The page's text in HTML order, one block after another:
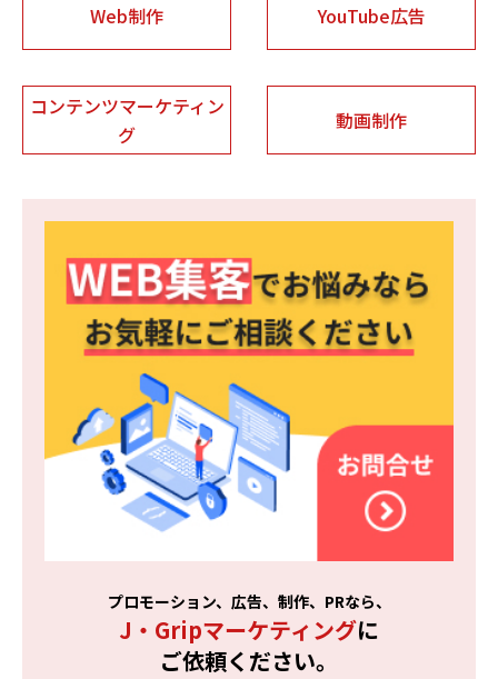
Web制作 YouTube広告
コンテンツマーケティン
グ
動画制作
プロモーション、広告、制作、PRなら、
J・Gripマーケティングに
ご依頼ください。